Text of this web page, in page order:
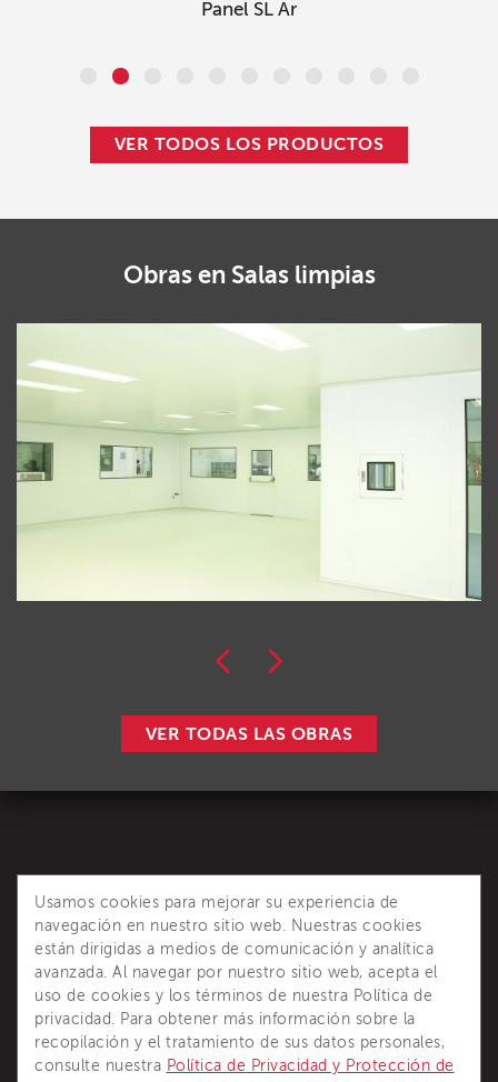
Panel SL Ar
VER TODOS LOS PRODUCTOS
Obras en Salas limpias
VER TODAS LAS OBRAS
Dânica es reconocida como la principal referencia de
soluciones completas para sistemas termoaislantes.
Usamos cookies para mejorar su experiencia de
navegación en nuestro sitio web. Nuestras cookies
están dirigidas a medios de comunicación y analítica
avanzada. Al navegar por nuestro sitio web, acepta el
uso de cookies y los términos de nuestra Política de
privacidad. Para obtener más información sobre la
recopilación y el tratamiento de sus datos personales,
consulte nuestra Política de Privacidad y Protección de